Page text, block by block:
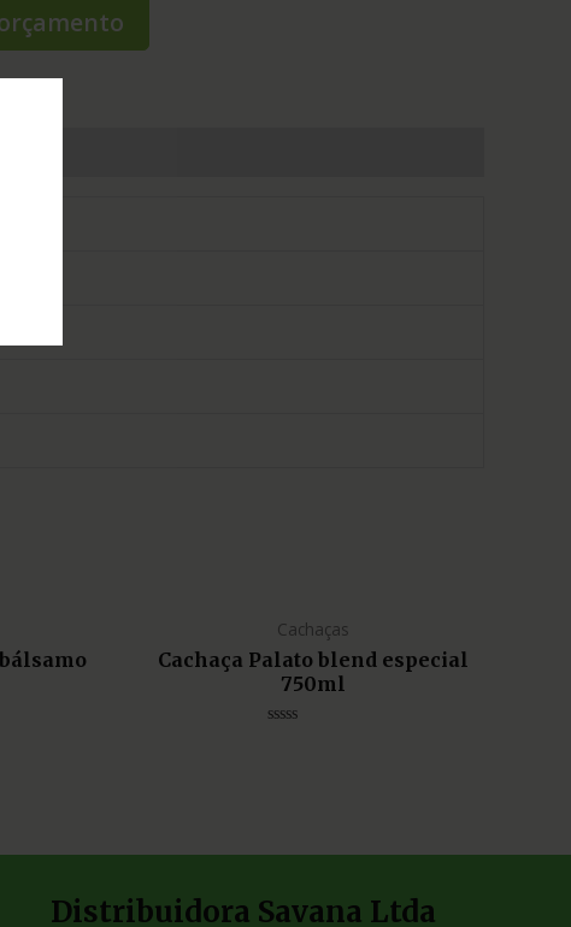
Cachaças
Cachaça Palato blend especial
750ml
Distribuidora Savana Ltda